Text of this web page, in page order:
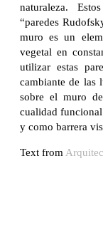
naturaleza.
“paredes
muro es un
vegetal en
utilizar estas
cambiante de las
sobre el muro
cualidad
y como barrera
Text from